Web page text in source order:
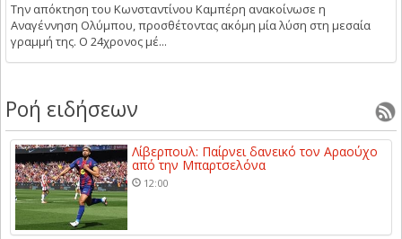
Την απόκτηση του Κωνσταντίνου Καμπέρη ανακοίνωσε η
Αναγέννηση Ολύμπου, προσθέτοντας ακόμη μία λύση στη μεσαία
γραμμή της. Ο 24χρονος μέ...
Ροή ειδήσεων
Λίβερπουλ: Παίρνει δανεικό τον Αραούχο
από την Μπαρτσελόνα
12:00